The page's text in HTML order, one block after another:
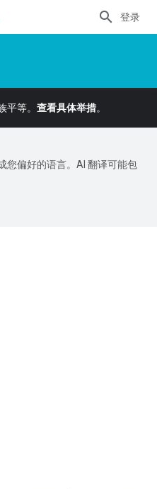
登录
等。 查看具体举措。
您偏好的语言。AI 翻译可能包